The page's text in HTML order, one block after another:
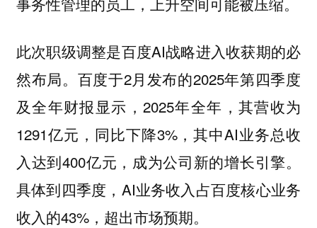
此次职级调整是百度AI战略进入收获期的必
然布局。百度于2月发布的2025年第四季度
及全年财报显示，2025年全年，其营收为
1291亿元，同比下降3%，其中AI业务总收
入达到400亿元，成为公司新的增长引擎。
具体到四季度，AI业务收入占百度核心业务
收入的43%，超出市场预期。